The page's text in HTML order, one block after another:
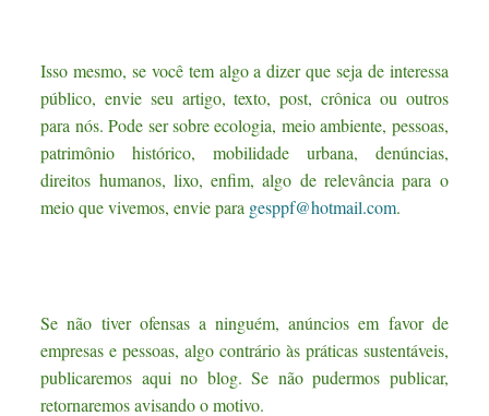
Isso mesmo, se você tem algo a dizer que seja de interessa
público, envie seu artigo, texto, post, crônica ou outros
para nós. Pode ser sobre ecologia, meio ambiente, pessoas,
patrimônio histórico, mobilidade urbana, denúncias,
direitos humanos, lixo, enfim, algo de relevância para o
meio que vivemos, envie para gesppf@hotmail.com.
Se não tiver ofensas a ninguém, anúncios em favor de
empresas e pessoas, algo contrário às práticas sustentáveis,
publicaremos aqui no blog. Se não pudermos publicar,
retornaremos avisando o motivo.